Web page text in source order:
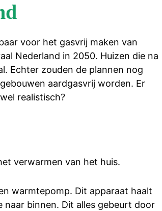
voor het gasvrij maken van
Nederland in 2050. Huizen die na
Echter zouden de plannen nog
aardgasvrij worden. Er
realistisch?
verwarmen van het huis.
warmtepomp. Dit apparaat haalt
binnen. Dit alles gebeurt door